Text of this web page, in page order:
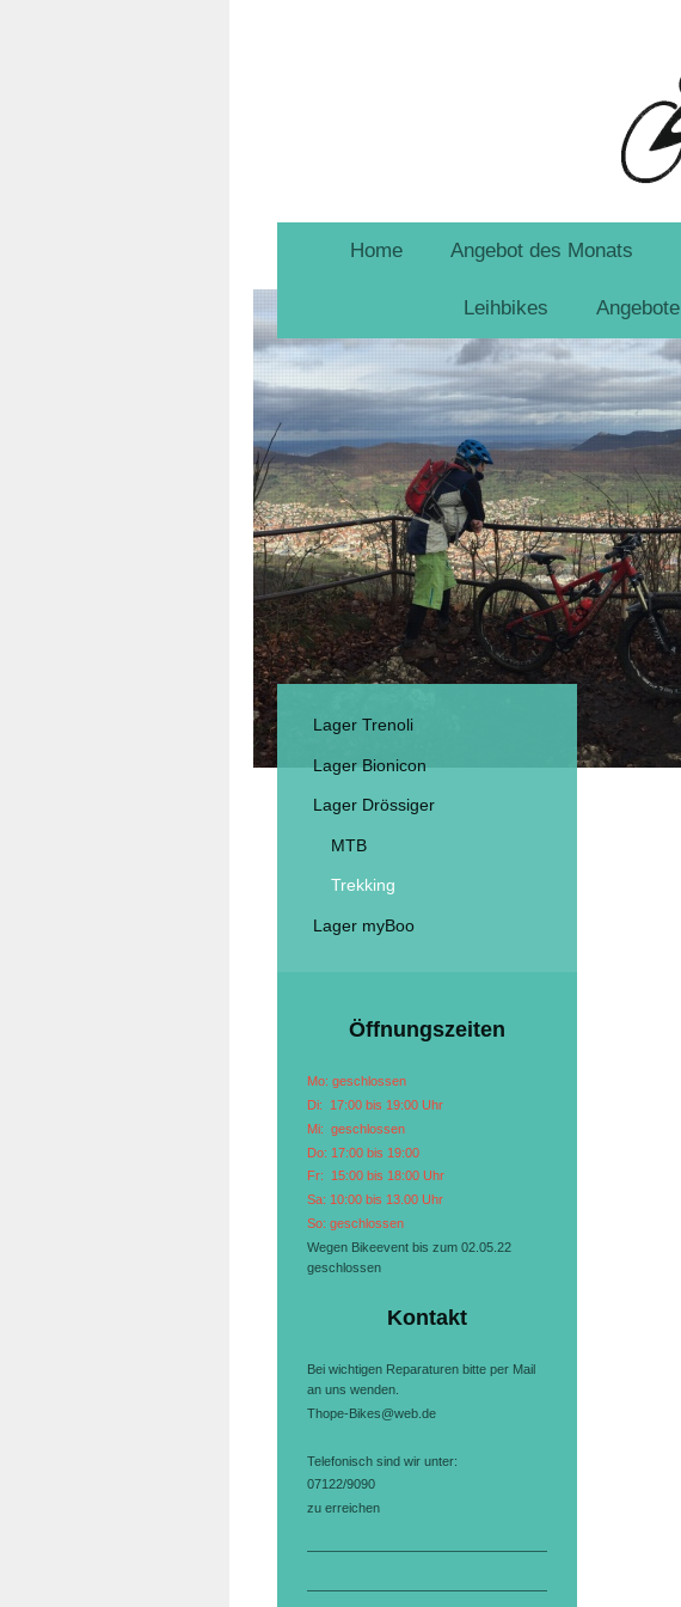
Home Angebot des Monats
Leihbikes Angebote
Lager Trenoli
Lager Bionicon
Lager Drössiger
MTB
Trekking
Lager myBoo
Öffnungszeiten
Mo: geschlossen
Di: 17:00 bis 19:00 Uhr
Mi: geschlossen
Do: 17:00 bis 19:00
Fr: 15:00 bis 18:00 Uhr
Sa: 10:00 bis 13.00 Uhr
So: geschlossen
Wegen Bikeevent bis zum 02.05.22
geschlossen
Kontakt
Bei wichtigen Reparaturen bitte per Mail
an uns wenden.
Thope-Bikes@web.de
Telefonisch sind wir unter:
07122/9090
zu erreichen